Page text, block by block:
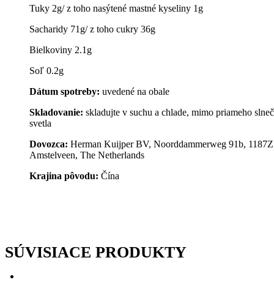
Tuky 2g/ z toho nasýtené mastné kyseliny 1g
Sacharidy 71g/ z toho cukry 36g
Bielkoviny 2.1g
Soľ 0.2g
Dátum spotreby: uvedené na obale
Skladovanie: skladujte v suchu a chlade, mimo priameho
svetla
Dovozca: Herman Kuijper BV, Noorddammerweg 91b,
Amstelveen, The Netherlands
Krajina pôvodu: Čína
SÚVISIACE PRODUKTY